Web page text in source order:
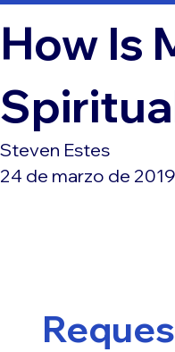
How Is
Steven Estes
24 de marzo de 2019